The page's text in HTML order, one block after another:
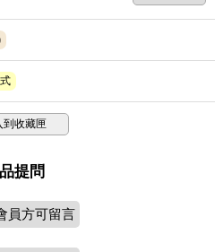
到收藏匣
提問
員方可留言